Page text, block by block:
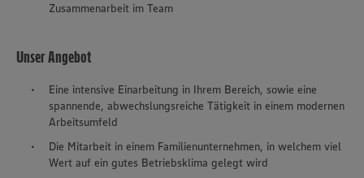
Zusammenarbeit im Team
Unser Angebot
Eine intensive Einarbeitung in Ihrem Bereich, sowie eine
spannende, abwechslungsreiche Tätigkeit in einem modernen
Arbeitsumfeld
Die Mitarbeit in einem Familienunternehmen, in welchem viel
Wert auf ein gutes Betriebs­klima gelegt wird